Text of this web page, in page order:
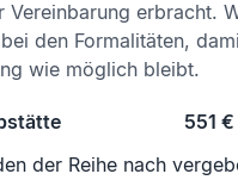
Vereinbarung erbracht.
den Formalitäten,
wie möglich bleibt.
551 €
der Reihe nach